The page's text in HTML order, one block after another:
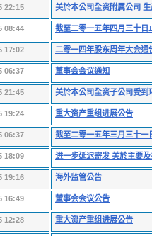
22:15 关於本公司全资附属公司
08:44 截至二零一五年四月三十日
17:02 二零一四年股东周年大会通
06:37 董事会会议通知
21:45 关於本公司全资子公司受到
19:24 重大资产重组进展公告
06:37 截至二零一五年三月三十一
18:09 进一步延迟寄发 关於主要
19:16 海外监管公告
16:49 董事会会议公告
12:28 重大资产重组进展公告